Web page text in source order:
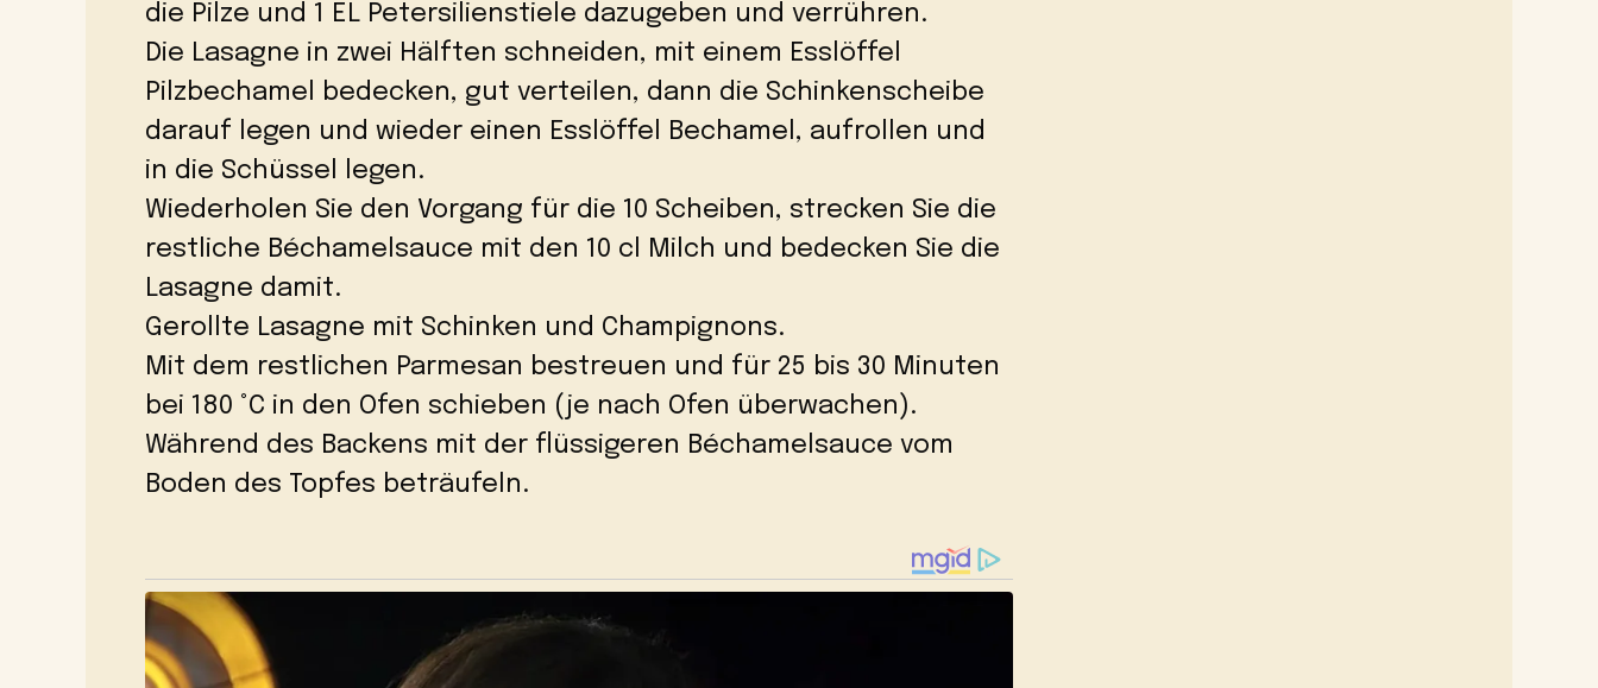
die Pilze und 1 EL Petersilienstiele dazugeben und verrühren.
Die Lasagne in zwei Hälften schneiden, mit einem Esslöffel
Pilzbechamel bedecken, gut verteilen, dann die Schinkenscheibe
darauf legen und wieder einen Esslöffel Bechamel, aufrollen und
in die Schüssel legen.
Wiederholen Sie den Vorgang für die 10 Scheiben, strecken Sie die
restliche Béchamelsauce mit den 10 cl Milch und bedecken Sie die
Lasagne damit.
Gerollte Lasagne mit Schinken und Champignons.
Mit dem restlichen Parmesan bestreuen und für 25 bis 30 Minuten
bei 180 °C in den Ofen schieben (je nach Ofen überwachen).
Während des Backens mit der flüssigeren Béchamelsauce vom
Boden des Topfes beträufeln.